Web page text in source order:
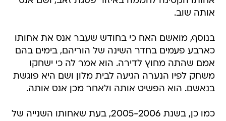
אותה שוב.
בנוסף, מואשם האח כי בחודש שעבר אנס את אחותו
כארבע פעמים בחדר השינה של הוריהם, בימים בהם
אמם שהתה מחוץ לדירה. הוא אמר לה כי ישחקו
משחק לפיו הנערה הגיעה לבית מלון ושם היא פוגשת
בנאשם. הוא הפשיט אותה ולאחר מכן אנס אותה.
כמו כן, בשנת 2005-2006, בעת שאחותו השנייה של